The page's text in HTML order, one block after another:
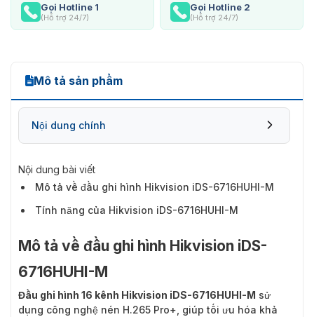
Gọi Hotline 1
(Hỗ trợ 24/7)
Gọi Hotline 2
(Hỗ trợ 24/7)
Mô tả sản phẩm
Nội dung chính
Nội dung bài viết
Mô tả về đầu ghi hình Hikvision iDS-6716HUHI-M
Tính năng của Hikvision iDS-6716HUHI-M
Mô tả về đầu ghi hình Hikvision iDS-
6716HUHI-M
Đầu ghi hình 16 kênh Hikvision iDS-6716HUHI-M sử
dụng công nghệ nén H.265 Pro+, giúp tối ưu hóa khả